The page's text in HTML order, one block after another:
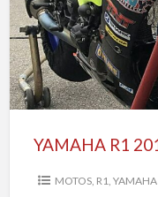
de
France
2019
MOTOS, R1, YAMAHA